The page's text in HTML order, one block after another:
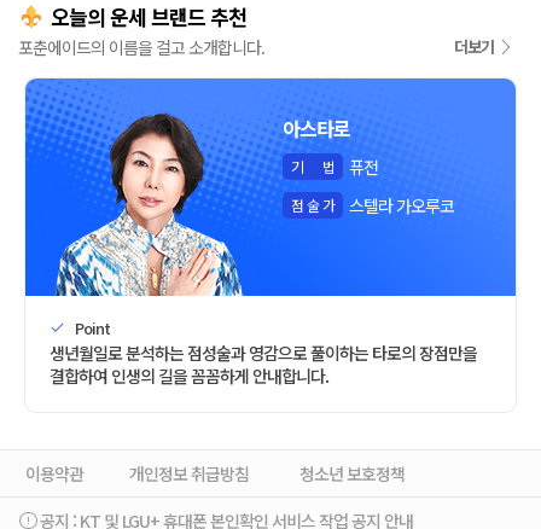
오늘의 운세 브랜드 추천
포춘에이드의 이름을 걸고 소개합니다. 더보기
아스타로
기 법 퓨전
점술가 스텔라 가오루코
Point
생년월일로 분석하는 점성술과 영감으로 풀이하는 타로의 장점만을
결합하여 인생의 길을 꼼꼼하게 안내합니다.
이용약관 개인정보 취급방침
청소년 보호정책
공지 : KT 및 LGU+ 휴대폰 본인확인 서비스 작업 공지 안내